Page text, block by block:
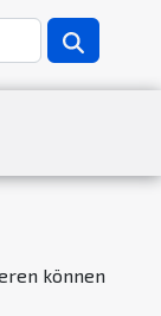
können